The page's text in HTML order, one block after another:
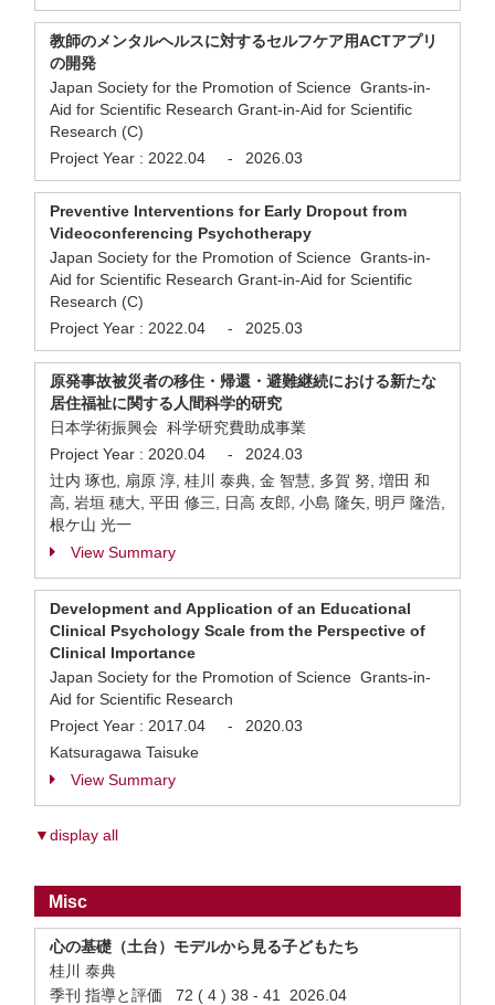
教師のメンタルヘルスに対するセルフケア用ACTアプリ
の開発
Japan Society for the Promotion of Science Grants-in-
Aid for Scientific Research Grant-in-Aid for Scientific
Research (C)
Project Year : 2022.04 - 2026.03
Preventive Interventions for Early Dropout from
Videoconferencing Psychotherapy
Japan Society for the Promotion of Science Grants-in-
Aid for Scientific Research Grant-in-Aid for Scientific
Research (C)
Project Year : 2022.04 - 2025.03
原発事故被災者の移住・帰還・避難継続における新たな
居住福祉に関する人間科学的研究
日本学術振興会 科学研究費助成事業
Project Year : 2020.04 -
2024.03
辻内 琢也, 扇原 淳, 桂川 泰典, 金 智慧, 多賀 努, 増田 和
高, 岩垣 穂大, 平田 修三, 日高 友郎, 小島 隆矢, 明戸 隆浩,
根ケ山 光一
View Summary
Development and Application of an Educational
Clinical Psychology Scale from the Perspective of
Clinical Importance
Japan Society for the Promotion of Science Grants-in-
Aid for Scientific Research
Project Year : 2017.04 -
2020.03
Katsuragawa Taisuke
View Summary
▼display all
Misc
心の基礎（土台）モデルから見る子どもたち
桂川 泰典
季刊 指導と評価 72 ( 4 ) 38 - 41 2026.04